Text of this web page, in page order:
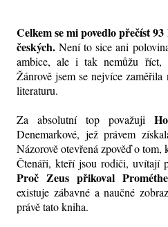
Celkem se mi povedlo přečíst
českých.Není to sice ani
ambice, ale i tak nemůžu říct,
Žánrově jsem se nejvíce
literaturu.
Za absolutní top považuji
Denemarkové, jež právem
Názorově otevřená zpověď o tom,
Čtenáři, kteří jsou rodiči, uvítají
Proč Zeus přikoval
existuje zábavné a naučné
právě tato kniha.